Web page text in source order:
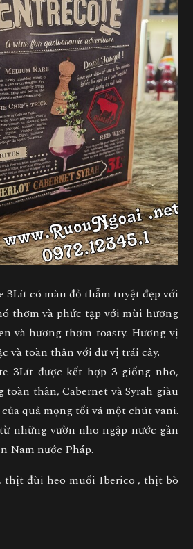
3Lít có màu đỏ thẫm tuyệt đẹp với
thơm và phức tạp với mùi hương
và hương thơm toasty. Hương vị
và toàn thân với dư vị trái cây.
3Lít được kết hợp 3 giống nho,
toàn thân,CabernetvàSyrah giàu
quả mọng tối vá một chút vani.
những vườn nho ngập nước gần
Nam nước Pháp.
thịt đùi heo muối Iberico , thịt bò